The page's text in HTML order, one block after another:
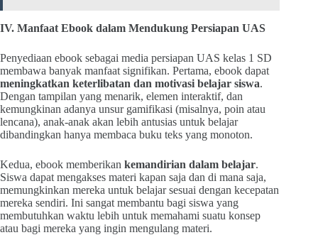
IV. Manfaat Ebook dalam Mendukung Persiapan UAS
Penyediaan ebook sebagai media persiapan UAS kelas 1 SD
membawa banyak manfaat signifikan. Pertama, ebook dapat
meningkatkan keterlibatan dan motivasi belajar siswa.
Dengan tampilan yang menarik, elemen interaktif, dan
kemungkinan adanya unsur gamifikasi (misalnya, poin atau
lencana), anak-anak akan lebih antusias untuk belajar
dibandingkan hanya membaca buku teks yang monoton.
Kedua, ebook memberikan kemandirian dalam belajar.
Siswa dapat mengakses materi kapan saja dan di mana saja,
memungkinkan mereka untuk belajar sesuai dengan kecepatan
mereka sendiri. Ini sangat membantu bagi siswa yang
membutuhkan waktu lebih untuk memahami suatu konsep
atau bagi mereka yang ingin mengulang materi.